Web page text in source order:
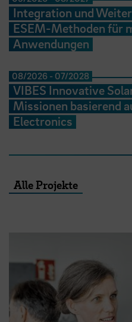
Integration und
ESEM-Methoden für
Anwendungen
08/2026 - 07/2028
VIBES Innovative
Missionen basierend
Electronics
Alle Projekte